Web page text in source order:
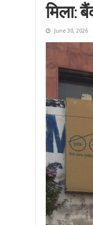
मिला:
June 30, 2026